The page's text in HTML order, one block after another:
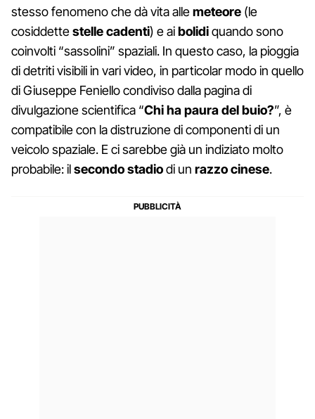
stesso fenomeno che dà vita allemeteore (le
cosiddettestelle cadenti) e aibolidiquando sono
coinvolti “sassolini” spaziali. In questo caso, la pioggia
di detriti visibili in vari video, in particolar modo in quello
di Giuseppe Feniello condiviso dalla pagina di
divulgazione scientifica “Chi ha paura del buio?”, è
compatibile con la distruzione di componenti di un
veicolo spaziale. E ci sarebbe già un indiziato molto
probabile: ilsecondo stadiodi un razzo cinese.